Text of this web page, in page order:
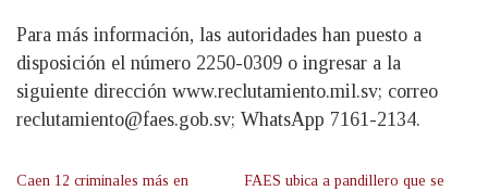
Para más información, las autoridades han puesto a
disposición el número 2250-0309 o ingresar a la
siguiente dirección www.reclutamiento.mil.sv; correo
reclutamiento@faes.gob.sv; WhatsApp 7161-2134.
Caen 12 criminales más en FAES ubica a pandillero que se